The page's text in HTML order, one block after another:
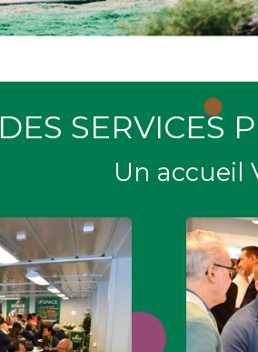
DES SERVICES
Un accueil